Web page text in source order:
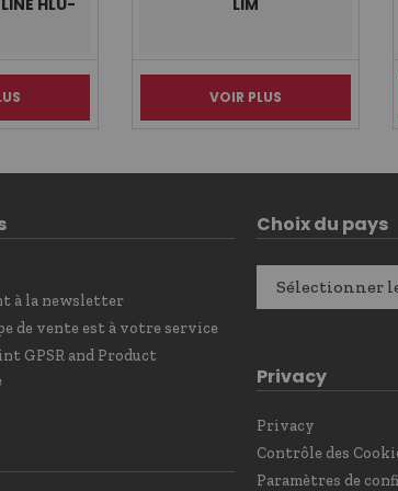
HLU-
LIM
VOIR PLUS
à la newsletter
de vente est à votre service
GPSR and Product
Choix du pays
Sélectionner
Privacy
Privacy
Contrôle des
Paramètres de